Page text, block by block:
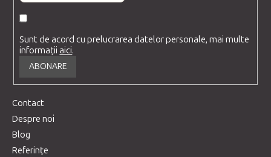
Sunt de acord cu prelucrarea datelor personale, mai multe
informațiiaici.
ABONARE
Contact
Despre noi
Blog
Referințe